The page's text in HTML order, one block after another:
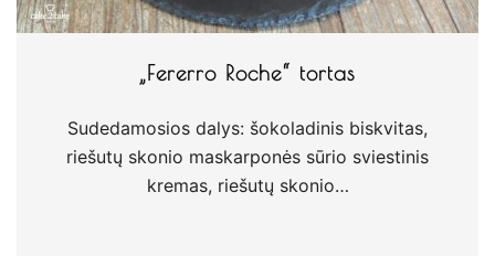
„Fererro Roche“ tortas
Sudedamosios dalys: šokoladinis biskvitas,
riešutų skonio maskarponės sūrio sviestinis
kremas, riešutų skonio…